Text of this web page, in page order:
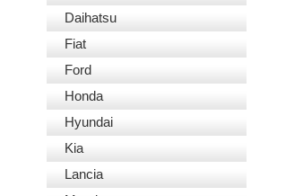
Daihatsu
Fiat
Ford
Honda
Hyundai
Kia
Lancia